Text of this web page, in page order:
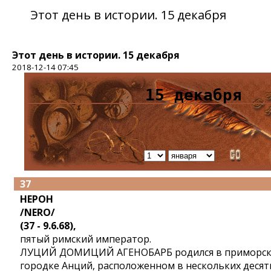
Этот день в истории. 15 декабря
Этот день в истории. 15 декабря
2018-12-14 07:45
15 декабря
37
НЕРОН
/NERO/
(37 - 9.6.68),
пятый римский император.
ЛУЦИЙ ДОМИЦИЙ АГЕНОБАРБ родился в
городке Анций, расположенном в нескольких